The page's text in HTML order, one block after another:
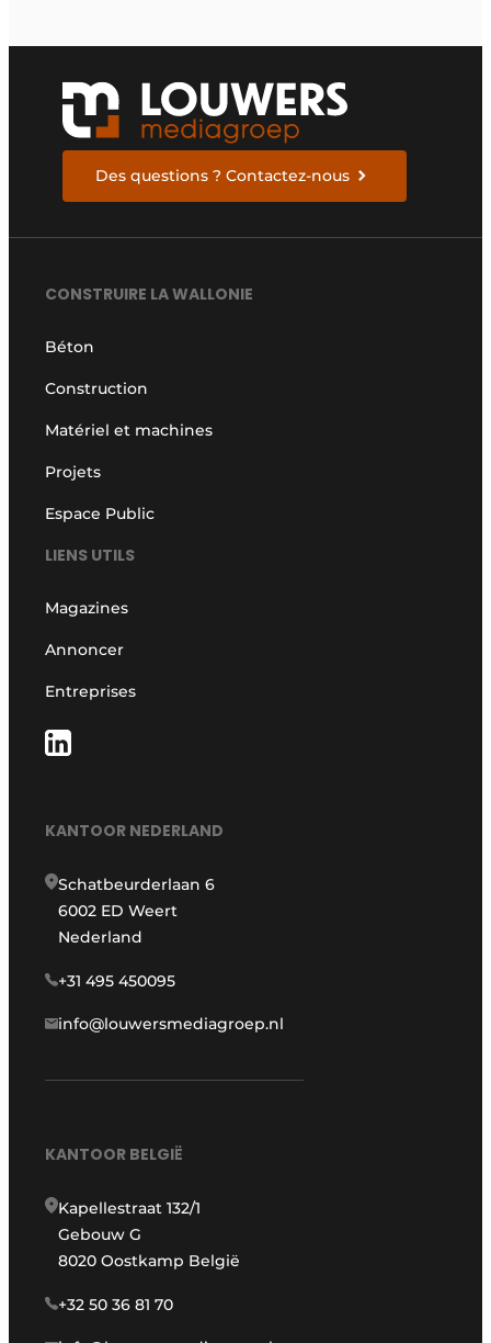
Des questions ? Contactez-nous
CONSTRUIRE LA WALLONIE
Béton
Construction
Matériel et machines
Projets
Espace Public
LIENS UTILS
Magazines
Annoncer
Entreprises
KANTOOR NEDERLAND
Schatbeurderlaan 6
6002 ED Weert
Nederland
+31 495 450095
info@louwersmediagroep.nl
KANTOOR BELGIË
Kapellestraat 132/1
Gebouw G
8020 Oostkamp België
+32 50 36 81 70